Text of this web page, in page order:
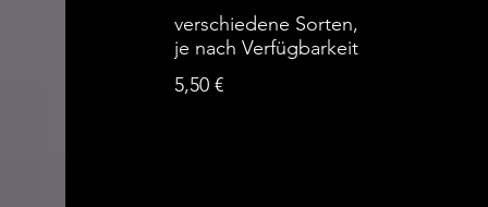
verschiedene Sorten,
je nach Verfügbarkeit
5,50 €